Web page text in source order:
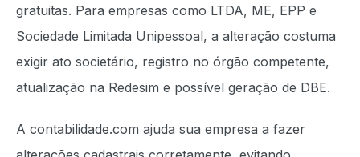
gratuitas. Para empresas como LTDA, ME, EPP e
Sociedade Limitada Unipessoal, a alteração costuma
exigir ato societário, registro no órgão competente,
atualização na Redesim e possível geração de DBE.
A contabilidade.com ajuda sua empresa a fazer